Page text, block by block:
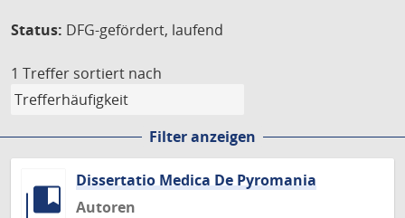
Status: DFG-gefördert, laufend
1 Treffer sortiert nach
Filter anzeigen
Dissertatio Medica De Pyromania
Autoren